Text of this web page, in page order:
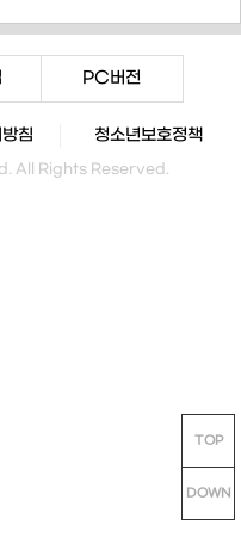
PC버전
침 청소년보호정책
All Rights Reserved.
TOP
DOWN